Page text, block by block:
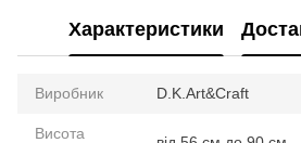
Характеристики
Виробник D.K.Art&Craft
Висота